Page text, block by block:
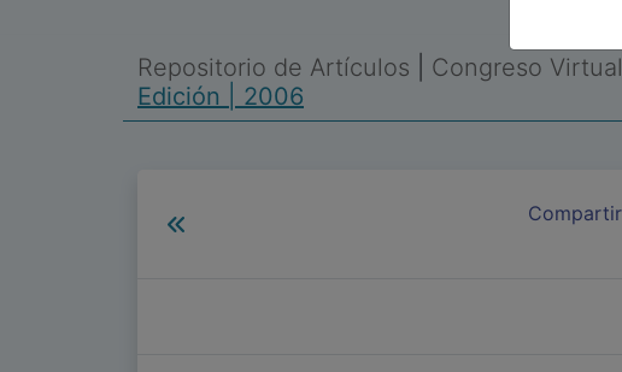
Repositorio de Artículos Congreso
Edición | 2006
Compartir